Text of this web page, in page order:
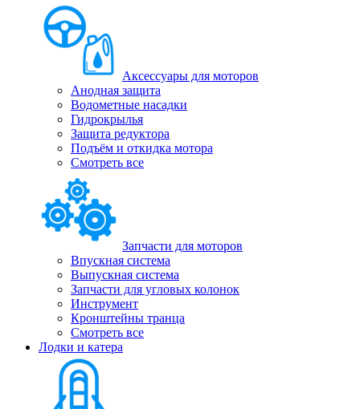
Аксессуары для моторов
Анодная защита
Водометные насадки
Гидрокрылья
Защита редуктора
Подъём и откидка мотора
Смотреть все
Запчасти для моторов
Впускная система
Выпускная система
Запчасти для угловых колонок
Инструмент
Кронштейны транца
Смотреть все
Лодки и катера